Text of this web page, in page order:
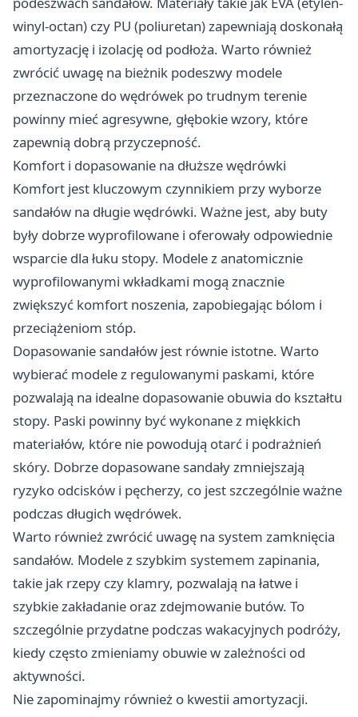
winyl-octan) czy PU (poliuretan) zapewniają doskonałą
amortyzację i izolację od podłoża. Warto również
zwrócić uwagę na bieżnik podeszwy modele
przeznaczone do wędrówek po trudnym terenie
powinny mieć agresywne, głębokie wzory, które
zapewnią dobrą przyczepność.
Komfort i dopasowanie na dłuższe wędrówki
Komfort jest kluczowym czynnikiem przy wyborze
sandałów na długie wędrówki. Ważne jest, aby buty
były dobrze wyprofilowane i oferowały odpowiednie
wsparcie dla łuku stopy. Modele z anatomicznie
wyprofilowanymi wkładkami mogą znacznie
zwiększyć komfort noszenia, zapobiegając bólom i
przeciążeniom stóp.
Dopasowanie sandałów jest równie istotne. Warto
wybierać modele z regulowanymi paskami, które
pozwalają na idealne dopasowanie obuwia do kształtu
stopy. Paski powinny być wykonane z miękkich
materiałów, które nie powodują otarć i podrażnień
skóry. Dobrze dopasowane sandały zmniejszają
ryzyko odcisków i pęcherzy, co jest szczególnie ważne
podczas długich wędrówek.
Warto również zwrócić uwagę na system zamknięcia
sandałów. Modele z szybkim systemem zapinania,
takie jak rzepy czy klamry, pozwalają na łatwe i
szybkie zakładanie oraz zdejmowanie butów. To
szczególnie przydatne podczas wakacyjnych podróży,
kiedy często zmieniamy obuwie w zależności od
aktywności.
Nie zapominajmy również o kwestii amortyzacji.